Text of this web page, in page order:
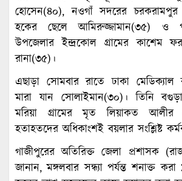
হোসেন(৪০), নওগাঁ সদরের
হকের ছেলে আমিরুজ্জামান(৩৫) ও
উপজেলার ইন্দ্রকোল গ্রামের কাশেম
রানা(৩৫)।
এছাড়া সোমবার রাতে ঢাকা
মারা যান সোলাইমান(৩০)। তিনি
মরিয়া গ্রামের মৃত লিয়াকত আলীর
হতাহতদের অধিকাংশই বয়লার সংশ্লিষ্ট
গাজীপুরের অতিরিক্ত জেলা প্রশাসক
জানান, মঙ্গলবার সন্ধ্যা পর্যন্ত শনাক্ত